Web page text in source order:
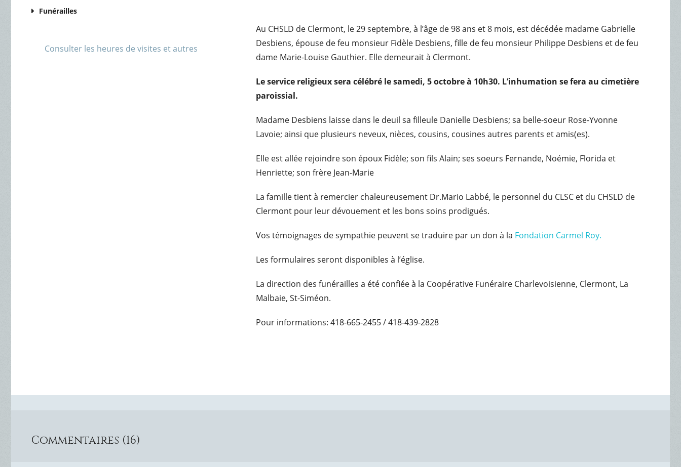
Funérailles
Consulter les heures de visites et autres
Au CHSLD de Clermont, le 29 septembre, à l’âge de 98 ans et 8 mois, est décédée madame Gabrielle
Desbiens, épouse de feu monsieur Fidèle Desbiens, fille de feu monsieur Philippe Desbiens et de feu
dame Marie-Louise Gauthier. Elle demeurait à Clermont.
Le service religieux sera célébré le samedi, 5 octobre à 10h30. L’inhumation se fera au cimetière
paroissial.
Madame Desbiens laisse dans le deuil sa filleule Danielle Desbiens; sa belle-soeur Rose-Yvonne
Lavoie; ainsi que plusieurs neveux, nièces, cousins, cousines autres parents et amis(es).
Elle est allée rejoindre son époux Fidèle; son fils Alain; ses soeurs Fernande, Noémie, Florida et
Henriette; son frère Jean-Marie
La famille tient à remercier chaleureusement Dr.Mario Labbé, le personnel du CLSC et du CHSLD de
Clermont pour leur dévouement et les bons soins prodigués.
Vos témoignages de sympathie peuvent se traduire par un don à la Fondation Carmel Roy.
Les formulaires seront disponibles à l’église.
La direction des funérailles a été confiée à la Coopérative Funéraire Charlevoisienne, Clermont, La
Malbaie, St-Siméon.
Pour informations: 418-665-2455 / 418-439-2828
Commentaires (16)